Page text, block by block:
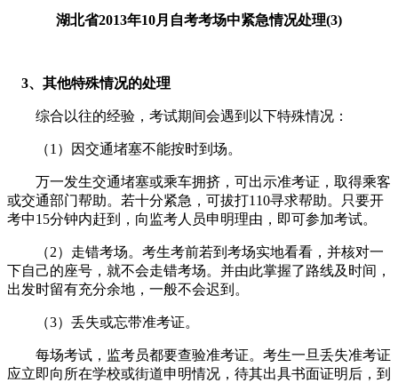
湖北省2013年10月 自考考场中紧急情况处理(3)
3、其他特殊情况的处理
综合以往的经验，考试期间会遇到以下特殊情况：
（1）因交通堵塞不能按时到场。
万一发生交通堵塞或乘车拥挤，可出示准考证，取得乘客
或交通部门帮助。若十分紧急，可拔打110寻求帮助。只要开
考中15分钟内赶到，向监考人员申明理由，即可参加考试。
（2）走错考场。考生考前若到考场实地看看，并核对一
下自己的座号，就不会走错考场。并由此掌握了路线及时间，
出发时留有充分余地，一般不会迟到。
（3）丢失或忘带准考证。
每场考试，监考员都要查验准考证。考生一旦丢失准考证
应立即向所在学校或街道申明情况，待其出具书面证明后，到